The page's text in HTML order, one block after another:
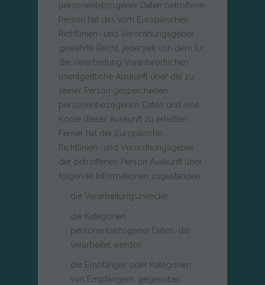
personenbezogener Daten betroffene
Person hat das vom Europäischen
Richtlinien- und Verordnungsgeber
gewährte Recht, jederzeit von dem für
die Verarbeitung Verantwortlichen
unentgeltliche Auskunft über die zu
seiner Person gespeicherten
personenbezogenen Daten und eine
Kopie dieser Auskunft zu erhalten.
Ferner hat der Europäische
Richtlinien- und Verordnungsgeber
der betroffenen Person Auskunft über
folgende Informationen zugestanden:
die Verarbeitungszwecke
die Kategorien
personenbezogener Daten, die
verarbeitet werden
die Empfänger oder Kategorien
von Empfängern, gegenüber